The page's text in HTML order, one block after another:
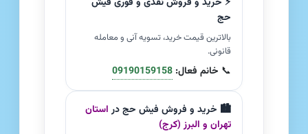
⚡ خرید و فروش نقدی و فوری فیش
حج
بالاترین قیمت خرید، تسویه آنی و معامله
قانونی.
📞 خانم فعال: 09190159158
🏙️ خرید و فروش فیش حج دراستان
تهران و البرز (کرج)